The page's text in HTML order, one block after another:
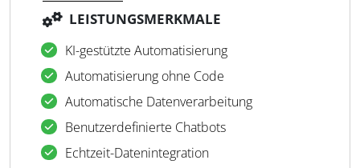
LEISTUNGSMERKMALE
KI-gestützte Automatisierung
Automatisierung ohne Code
Automatische Datenverarbeitung
Benutzerdefinierte Chatbots
Echtzeit-Datenintegration